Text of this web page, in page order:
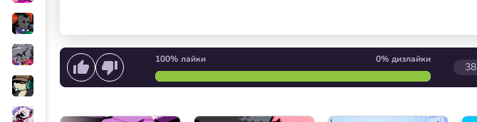
100% лайки 0% дизлайки
38